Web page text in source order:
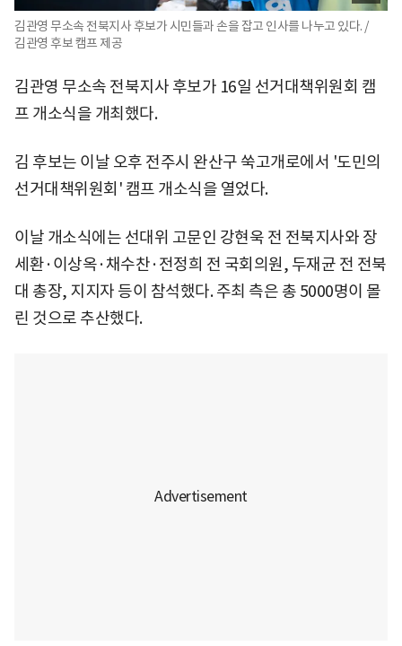
김관영 무소속 전북지사 후보가 시민들과 손을 잡고 인사를 나누고 있다. /
김관영 후보 캠프 제공
김관영 무소속 전북지사 후보가 16일 선거대책위원회 캠
프 개소식을 개최했다.
김 후보는 이날 오후 전주시 완산구 쑥고개로에서 '도민의
선거대책위원회' 캠프 개소식을 열었다.
이날 개소식에는 선대위 고문인 강현욱 전 전북지사와 장
세환·이상옥·채수찬·전정희 전 국회의원, 두재균 전 전북
대 총장, 지지자 등이 참석했다. 주최 측은 총 5000명이 몰
린 것으로 추산했다.